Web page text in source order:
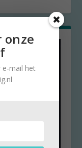
onze
e-mail het